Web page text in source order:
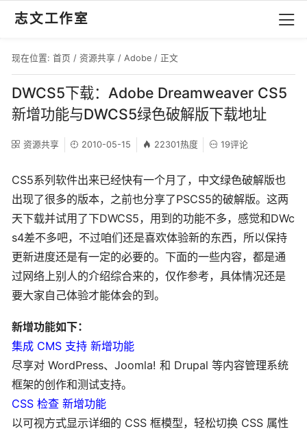
志文工作室
现在位置: 首页 / 资源共享 / Adobe / 正文
DWCS5下载：Adobe Dreamweaver CS5
新增功能与DWCS5绿色破解版下载地址
资源共享 2010-05-15 22301热度 19评论
CS5系列软件出来已经快有一个月了，中文绿色破解版也
出现了很多的版本，之前也分享了PSCS5的破解版。这两
天下载并试用了下DWCS5，用到的功能不多，感觉和DWc
s4差不多吧，不过咱们还是喜欢体验新的东西，所以保持
更新进度还是有一定的必要的。下面的一些内容，都是通
过网络上别人的介绍综合来的，仅作参考，具体情况还是
要大家自己体验才能体会的到。
新增功能如下：
集成 CMS 支持 新增功能
尽享对 WordPress、Joomla! 和 Drupal 等内容管理系统
框架的创作和测试支持。
CSS 检查 新增功能
以可视方式显示详细的 CSS 框模型，轻松切换 CSS 属性